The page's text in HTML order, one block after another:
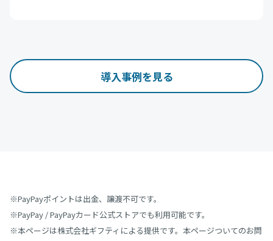
導入事例を見る
※PayPayポイントは出金、譲渡不可です。
※PayPay / PayPayカード公式ストアでも利用可能です。
※本ページは株式会社ギフティによる提供です。本ページついてのお問